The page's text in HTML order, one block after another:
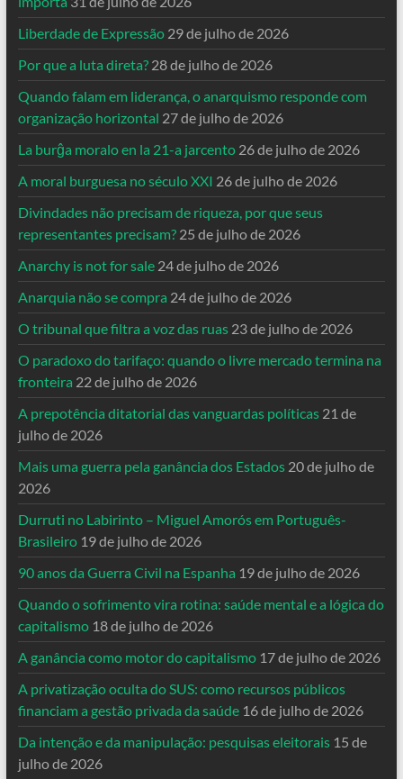
Liberdade de Expressão 29 de julho de 2026
Por que a luta direta? 28 de julho de 2026
Quando falam em liderança, o anarquismo responde com
organização horizontal 27 de julho de 2026
La burĝa moralo en la 21-a jarcento 26 de julho de 2026
A moral burguesa no século XXI 26 de julho de 2026
Divindades não precisam de riqueza, por que seus
representantes precisam? 25 de julho de 2026
Anarchy is not for sale 24 de julho de 2026
Anarquia não se compra 24 de julho de 2026
O tribunal que filtra a voz das ruas 23 de julho de 2026
O paradoxo do tarifaço: quando o livre mercado termina na
fronteira 22 de julho de 2026
A prepotência ditatorial das vanguardas políticas 21 de
julho de 2026
Mais uma guerra pela ganância dos Estados 20 de julho de
2026
Durruti no Labirinto – Miguel Amorós em Português-
Brasileiro 19 de julho de 2026
90 anos da Guerra Civil na Espanha 19 de julho de 2026
Quando o sofrimento vira rotina: saúde mental e a lógica do
capitalismo 18 de julho de 2026
A ganância como motor do capitalismo 17 de julho de 2026
A privatização oculta do SUS: como recursos públicos
financiam a gestão privada da saúde 16 de julho de 2026
Da intenção e da manipulação: pesquisas eleitorais 15 de
julho de 2026